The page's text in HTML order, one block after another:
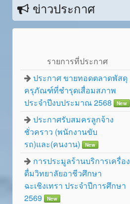
ข่าวประกาศ
รายการที่ประกาศ
ประกาศ ขายทอดตลาดพัสดุ
ครุภัณฑ์ที่ชำรุดเสื่อมสภาพ
ประจำปีงบประมาณ 2568
New
ประกาศรับสมครลูกจ้าง
ชั่วคราว (พนักงานขับ
รถ)และ(คนงาน)
New
การประมูลร้านบริการเครื่อง
ดื่มวิทยาลัยอาชีวศึกษา
ฉะเชิงเทรา ประจำปีการศึกษา
2569
New